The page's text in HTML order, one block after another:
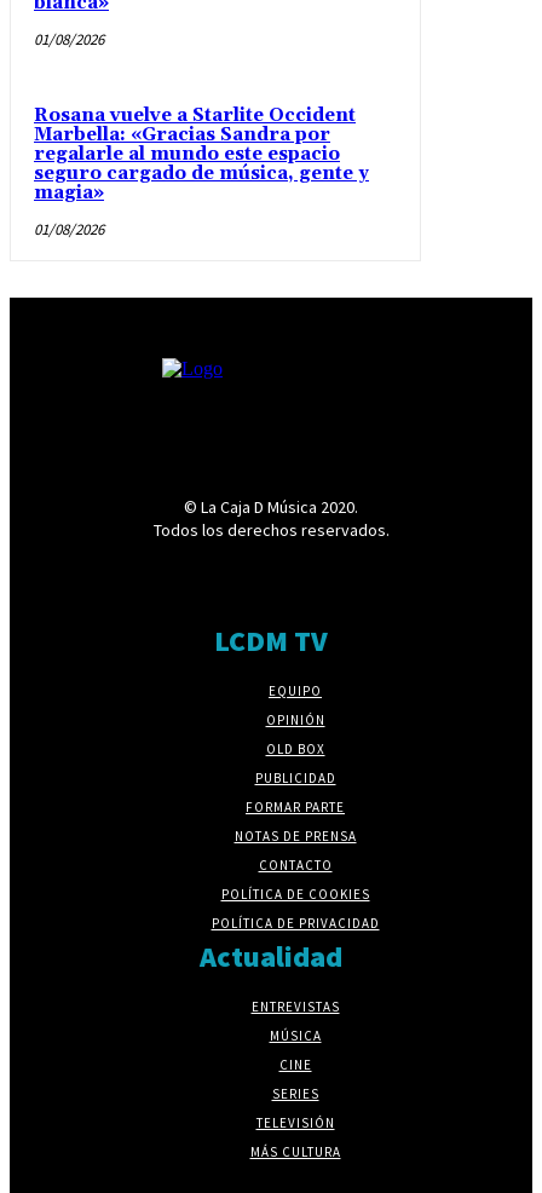
01/08/2026
Rosana vuelve a Starlite Occident
Marbella: «Gracias Sandra por
regalarle al mundo este espacio
seguro cargado de música, gente y
magia»
01/08/2026
© La Caja D Música 2020.
Todos los derechos reservados.
LCDM TV
EQUIPO
OPINIÓN
OLD BOX
PUBLICIDAD
FORMAR PARTE
NOTAS DE PRENSA
CONTACTO
POLÍTICA DE COOKIES
POLÍTICA DE PRIVACIDAD
Actualidad
ENTREVISTAS
MÚSICA
CINE
SERIES
TELEVISIÓN
MÁS CULTURA